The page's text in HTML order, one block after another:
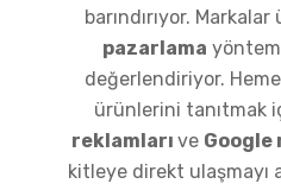
barındırıyor.
pazarlama
değerlendiriyor.
ürünlerini tanıtmak
reklamları ve Google
kitleye direkt ulaşmayı